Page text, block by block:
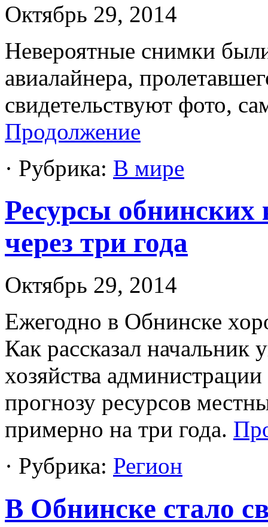
Октябрь 29, 2014
Невероятные снимки
авиалайнера,
свидетельствуют фото,
Продолжение
· Рубрика: В мире
Ресурсы обнинских
через три года
Октябрь 29, 2014
Ежегодно в Обнинске
Как рассказал начальник
хозяйства
прогнозу ресурсов
примерно на три года.
· Рубрика: Регион
В Обнинске стало